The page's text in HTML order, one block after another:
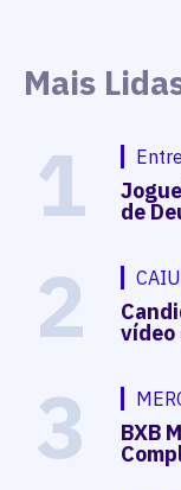
Mais
1 de
2 vídeo
3 BXB